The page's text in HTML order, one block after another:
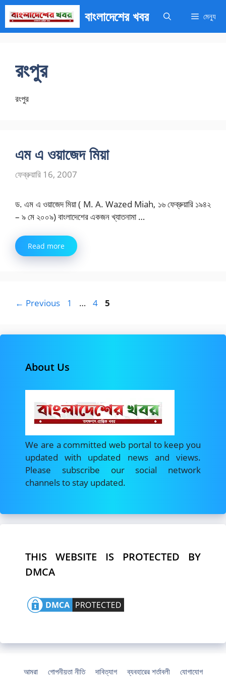
এড়িেয়
লেখায়
যান
বাংলাদেশের খবর মেন্যু
রংপুর
রংপুর
এম এ ওয়াজেদ মিয়া
ফেব্রুয়ারি 16, 2007
ড. এম এ ওয়াজেদ মিয়া ( M. A. Wazed Miah, ১৬ ফেব্রুয়ারি ১৯৪২
– ৯ মে ২০০৯) বাংলাদেশের একজন খ্যাতনামা …
Read more
← Previous Page
1 … Page
4 Page
5
About Us
We are a committed web portal to keep you
updated with updated news and views.
Please subscribe our social network
channels to stay updated.
THIS WEBSITE IS PROTECTED BY
DMCA
আমরা গোপনীয়তা নীতি দাবিত্যাগ ব্যবহারের শর্তাবলী যোগাযোগ